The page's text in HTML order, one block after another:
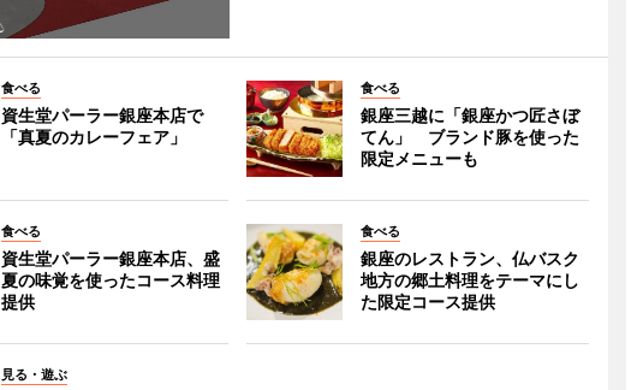
食べる
資生堂パーラー銀座本店で
「真夏のカレーフェア」
食べる
銀座三越に「銀座かつ匠さぼ
てん」 ブランド豚を使った
限定メニューも
食べる
資生堂パーラー銀座本店、盛
夏の味覚を使ったコース料理
提供
食べる
銀座のレストラン、仏バスク
地方の郷土料理をテーマにし
た限定コース提供
見る・遊ぶ